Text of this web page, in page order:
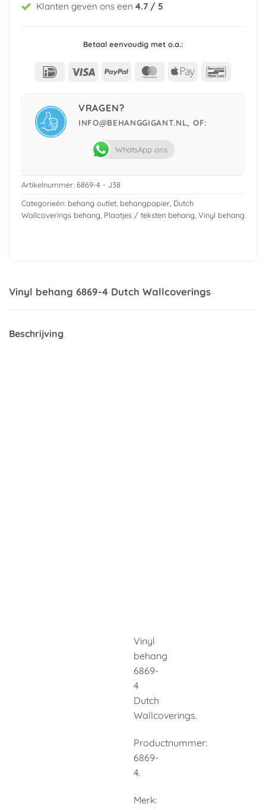
Klanten geven ons een 4.7 / 5
Betaal eenvoudig met o.a.:
IDeal Visa PayPal MasterCard
Apple
VRAGEN?
INFO@BEHANGGIGANT.NL, OF:
WhatsApp ons
Artikelnummer: 6869-4 - J38
Categorieën: behang outlet, behangpapier, Dutch
Wallcoverings behang Plaatjes / teksten behang Vinyl behang
Vinyl behang 6869-4 Dutch Wallcoverings
Beschrijving
Vinyl
behang
6869-
4
Dutch
Wallcoverings.
Productnummer:
6869-
4.
Merk: